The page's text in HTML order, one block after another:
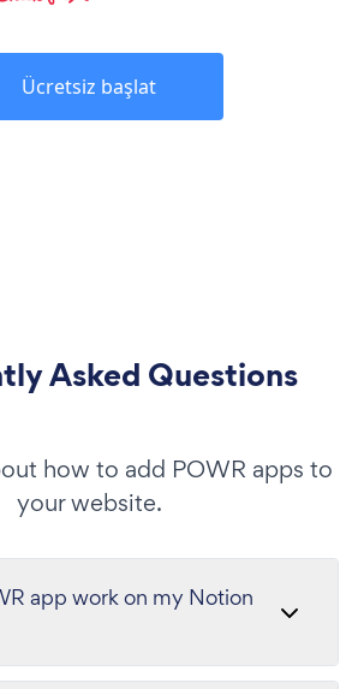
Ücretsiz başlat
Asked Questions
how to add POWR apps to
your website.
app work on my Notion